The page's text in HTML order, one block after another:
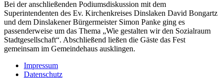
Bei der anschließenden Podiumsdiskussion mit dem
Superintendenten des Ev. Kirchenkreises Dinslaken David Bongartz
und dem Dinslakener Bürgermeister Simon Panke ging es
passenderweise um das Thema „Wie gestalten wir den Sozialraum
Stadtgesellschaft“. Abschließend ließen die Gäste das Fest
gemeinsam im Gemeindehaus ausklingen.
Impressum
Datenschutz